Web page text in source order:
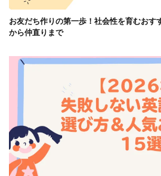
お友だち作りの第一歩！社会性を育むおす
から仲直りまで